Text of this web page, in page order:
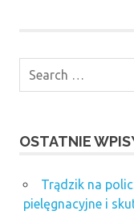
OSTATNIE
Trądzik na
pielęgnacyjne i